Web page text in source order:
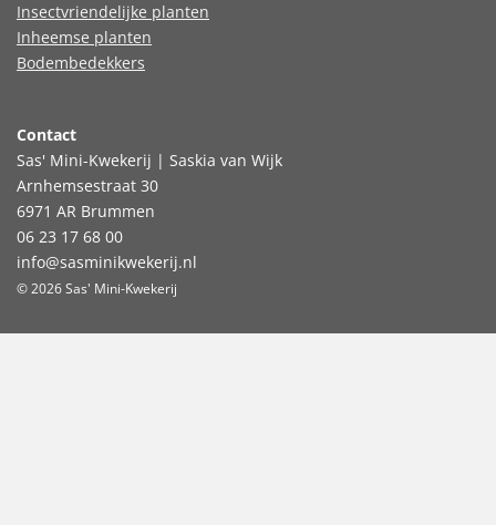
Insectvriendelijke planten
Inheemse planten
Bodembedekkers
Contact
Sas' Mini-Kwekerij | Saskia van Wijk
Arnhemsestraat 30
6971 AR Brummen
06 23 17 68 00
info@sasminikwekerij.nl
© 2026 Sas' Mini-Kwekerij